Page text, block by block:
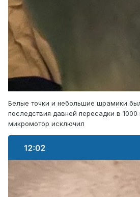
Белые точки и небольшие шрамики
последствия давней пересадки в 1000
микромотор исключил